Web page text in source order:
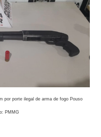
por porte ilegal de arma de fogo Pouso
PMMG